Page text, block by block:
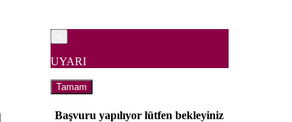
UYARI
Tamam
Başvuru yapılıyor lütfen bekleyiniz